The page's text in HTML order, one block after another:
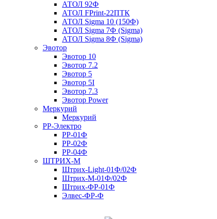
АТОЛ 92Ф
АТОЛ FPrint-22ПТК
АТОЛ Sigma 10 (150Ф)
АТОЛ Sigma 7Ф (Sigma)
АТОЛ Sigma 8Ф (Sigma)
Эвотор
Эвотор 10
Эвотор 7.2
Эвотор 5
Эвотор 5I
Эвотор 7.3
Эвотор Power
Меркурий
Меркурий
РР-Электро
РР-01Ф
РР-02Ф
РР-04Ф
ШТРИХ-М
Штрих-Light-01Ф/02Ф
Штрих-М-01Ф/02Ф
Штрих-ФР-01Ф
Элвес-ФР-Ф